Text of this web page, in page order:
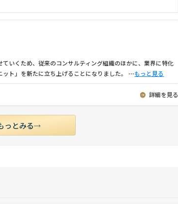
いくため、従来のコンサルティング組織のほかに、業界に特化
ト」を新たに立ち上げることになりました。 ⋯もっと見る
詳細を見る
っとみる